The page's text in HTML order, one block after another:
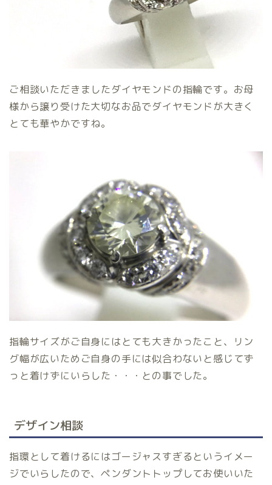
ご相談いただきましたダイヤモンドの指輪です。お母
様から譲り受けた大切なお品でダイヤモンドが大きく
とても華やかですね。
指輪サイズがご自身にはとても大きかったこと、リン
グ幅が広いためご自身の手には似合わないと感じてず
っと着けずにいらした・・・との事でした。
デザイン相談
指環として着けるにはゴージャスすぎるというイメー
ジでいらしたので、ペンダントトップしてお使いいた